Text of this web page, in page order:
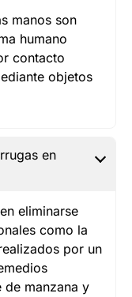
manos son
humano
contacto
objetos
en
eliminarse
como la
por un
de manzana y